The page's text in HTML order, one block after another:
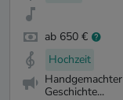
ab 650 €
Hochzeit
Geschichte...